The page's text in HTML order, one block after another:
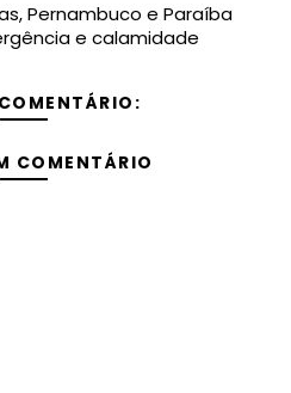
Pernambuco e Paraíba
e calamidade
COMENTÁRIO